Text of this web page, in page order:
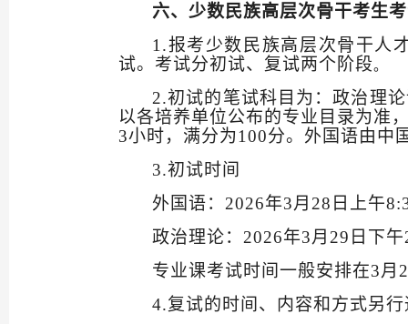
六、少数民族高层次骨干考生
1.报考少数民族高层次骨干人
试。考试分初试、复试两个阶段。
2.初试的笔试科目为：政治理
以各培养单位公布的专业目录为准
3小时，满分为100分。外国语由中
3.初试时间
外国语： 2026年3月 28 日上午
政治理论： 2026年3月 29 日下午
专业课考试时间一般安排在3月
4.复试的时间、内容和方式另